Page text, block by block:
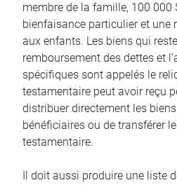
membre de la famille, 100 000
bienfaisance particulier et une
aux enfants. Les biens qui
remboursement des dettes et
spécifiques sont appelés le
testamentaire peut avoir reçu
distribuer directement les
bénéficiaires ou de transférer
testamentaire.
Il doit aussi produire une liste